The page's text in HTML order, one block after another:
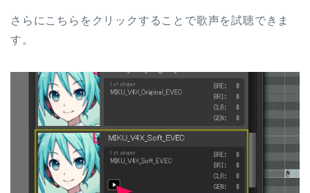
さらにこちらをクリックすることで歌声を試聴できま
す。